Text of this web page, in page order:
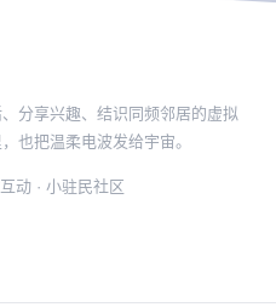
分享兴趣、结识同频邻居的虚拟
也把温柔电波发给宇宙。
动 · 小驻民社区